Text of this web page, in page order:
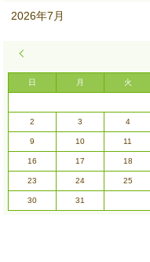
2026年7月
日 月 火
2 3 4
9 10 11
16 17 18
23 24 25
30 31